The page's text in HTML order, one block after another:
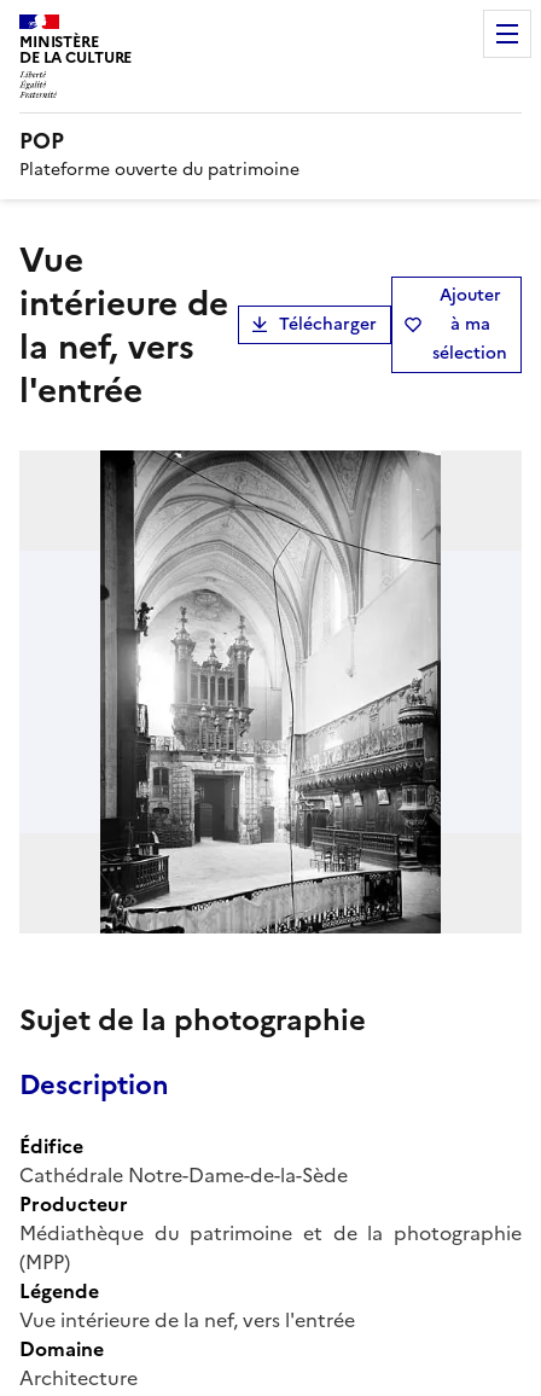
MINISTÈRE
DE LA CULTURE
POP
Plateforme ouverte du patrimoine
Vue
intérieure de
la nef, vers
l'entrée
Télécharger
Ajouter
à ma
sélection
Sujet de la photographie
Description
Édifice
Cathédrale Notre-Dame-de-la-Sède
Producteur
Médiathèque du patrimoine et de la photographie
(MPP)
Légende
Vue intérieure de la nef, vers l'entrée
Domaine
Architecture